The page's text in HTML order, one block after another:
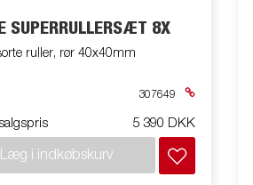
SUPERRULLERSÆT 8X
ruller, rør 40x40mm
307649
5 390 DKK
Læg i indkøbskurv